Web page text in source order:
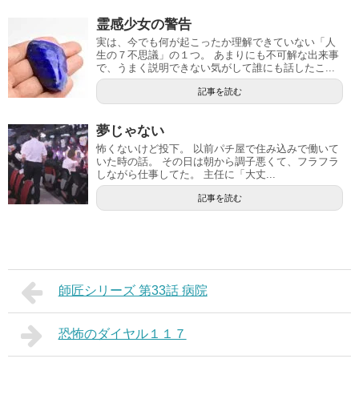
霊感少女の警告
実は、今でも何が起こったか理解できていない「人
生の７不思議」の１つ。 あまりにも不可解な出来事
で、うまく説明できない気がして誰にも話したこ...
記事を読む
夢じゃない
怖くないけど投下。 以前パチ屋で住み込みで働いて
いた時の話。 その日は朝から調子悪くて、フラフラ
しながら仕事してた。 主任に「大丈...
記事を読む
師匠シリーズ 第33話 病院
恐怖のダイヤル１１７